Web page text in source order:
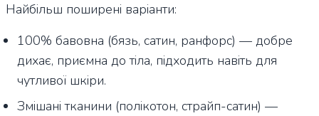
Найбільш поширені варіанти:
100% бавовна (бязь, сатин, ранфорс) — добре
дихає, приємна до тіла, підходить навіть для
чутливої шкіри.
Змішані тканини (полікотон, страйп-сатин) —